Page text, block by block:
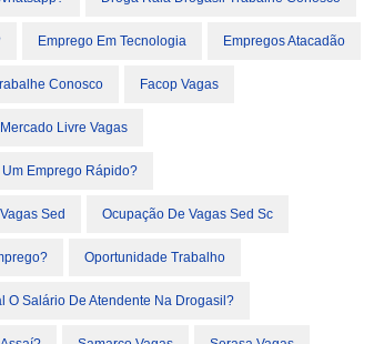
Emprego Em Tecnologia Empregos Atacadão
Conosco Facop Vagas
Mercado Livre Vagas
Emprego Rápido?
Sed Ocupação De Vagas Sed Sc
Oportunidade Trabalho
O Salário De Atendente Na Drogasil?